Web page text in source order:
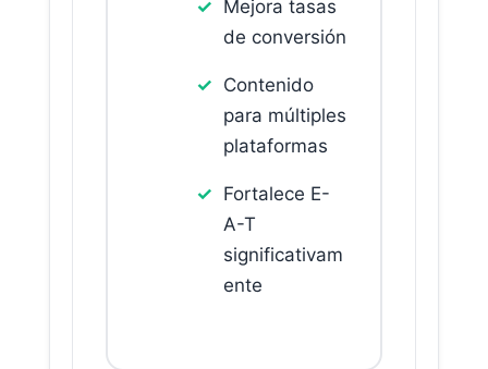
Mejora tasas
de conversión
Contenido
para múltiples
plataformas
Fortalece E-
A-T
significativam
ente